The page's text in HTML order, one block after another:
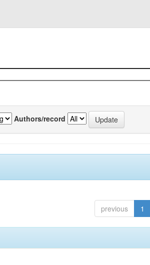
Authors/record
previous 1